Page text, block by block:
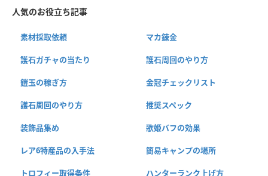
人気のお役立ち記事
素材採取依頼 マカ錬金
護石ガチャの当たり 護石周回のやり方
鎧玉の稼ぎ方 金冠チェックリスト
護石周回のやり方 推奨スペック
装飾品集め 歌姫バフの効果
レア6特産品の入手法 簡易キャンプの場所
トロフィー取得条件 ハンターランク上げ方